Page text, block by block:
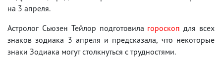
на 3 апреля.
Астролог Сьюзен Тейлор подготовила гороскоп для всех
знаков зодиака 3 апреля и предсказала, что некоторые
знаки Зодиака могут столкнуться с трудностями.